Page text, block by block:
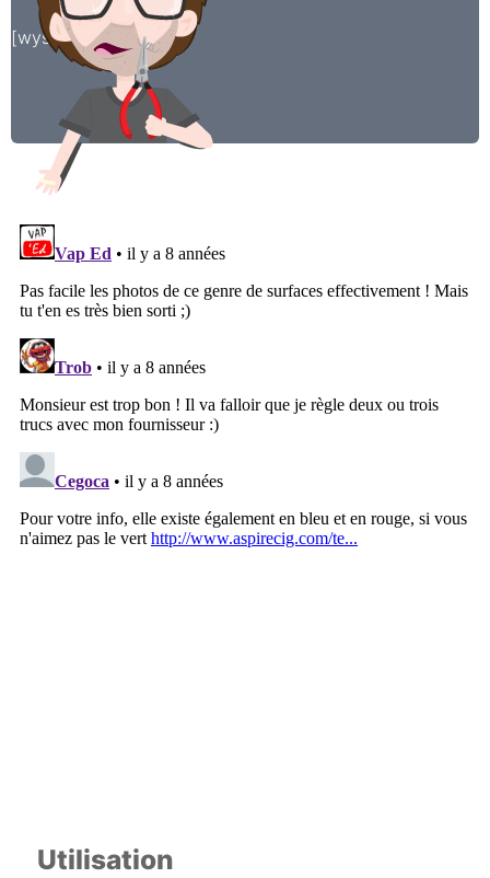
[wysija_form id=”2″]
Utilisation